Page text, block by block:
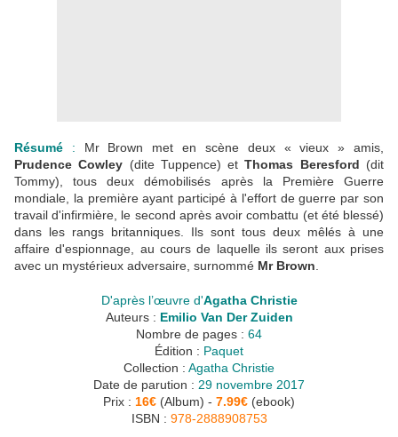
Résumé : Mr Brown met en scène deux « vieux » amis,
Prudence Cowley (dite Tuppence) etThomas Beresford (dit
Tommy), tous deux démobilisés après la Première Guerre
mondiale, la première ayant participé à l'effort de guerre par son
travail d'infirmière, le second après avoir combattu (et été blessé)
dans les rangs britanniques. Ils sont tous deux mêlés à une
affaire d'espionnage, au cours de laquelle ils seront aux prises
avec un mystérieux adversaire, surnommé Mr Brown
D'après l’œuvre d'Agatha Christie
Auteurs : Emilio Van Der Zuiden
Nombre de pages : 64
Édition : Paquet
Collection : Agatha Christie
Date de parution : 29 novembre 2017
Prix : 16€ (Album) - 7.99€ (ebook)
ISBN : 978-2888908753